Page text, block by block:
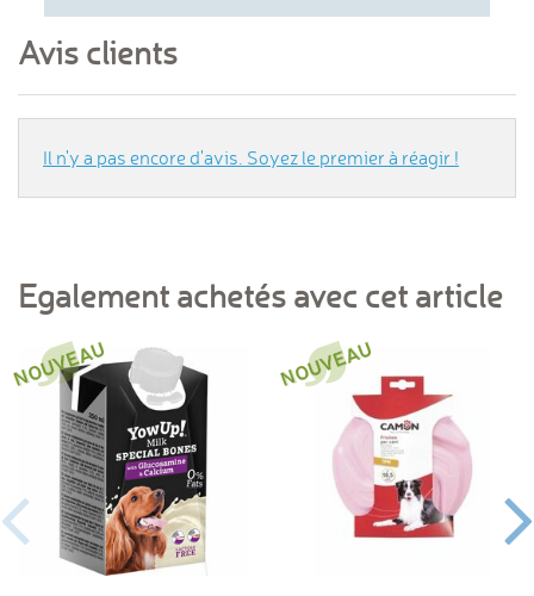
Avis clients
Il n'y a pas encore d'avis. Soyez le premier à réagir !
Egalement achetés avec cet article